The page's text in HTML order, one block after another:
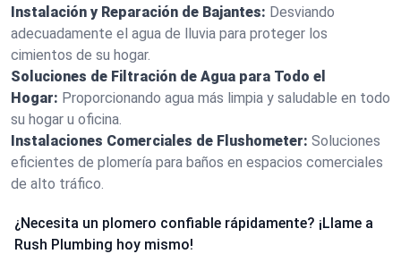
Instalación y Reparación de Bajantes: Desviando
adecuadamente el agua de lluvia para proteger los
cimientos de su hogar.
Soluciones de Filtración de Agua para Todo el
Hogar: Proporcionando agua más limpia y saludable en todo
su hogar u oficina.
Instalaciones Comerciales de Flushometer: Soluciones
eficientes de plomería para baños en espacios comerciales
de alto tráfico.
¿Necesita un plomero confiable rápidamente? ¡Llame a
Rush Plumbing hoy mismo!